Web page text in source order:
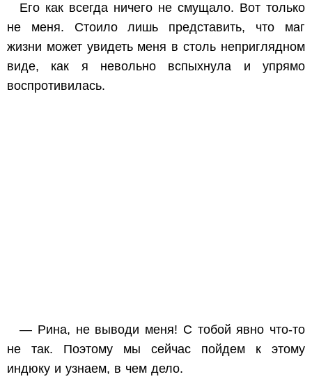
Его как всегда ничего не смущало. Вот только
не меня. Стоило лишь представить, что маг
жизни может увидеть меня в столь неприглядном
виде, как я невольно вспыхнула и упрямо
воспротивилась.
— Рина, не выводи меня! С тобой явно что-то
не так. Поэтому мы сейчас пойдем к этому
индюку и узнаем, в чем дело.